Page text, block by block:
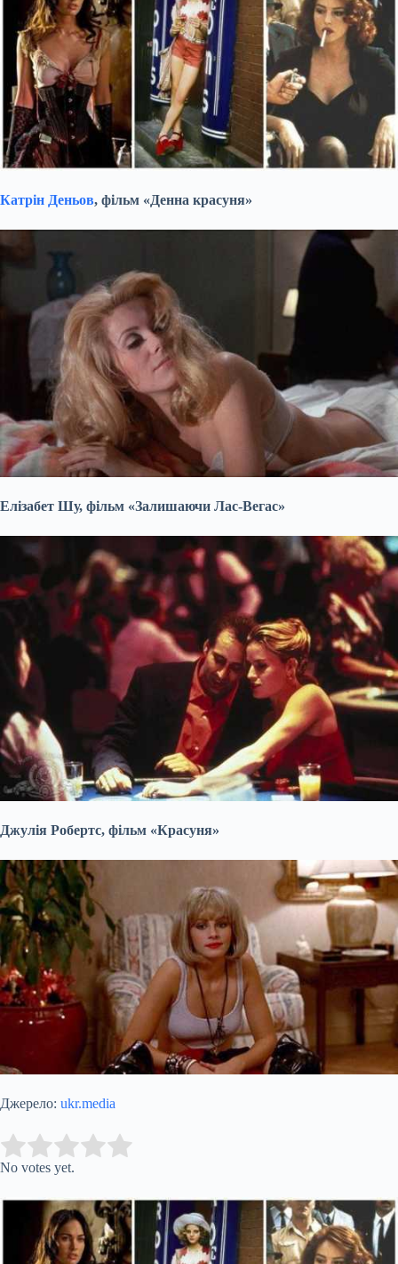
Катрін Деньов, фільм «Денна красуня»
Елізабет Шу, фільм «Залишаючи Лас-Вегас»
Джулія Робертс, фільм «Красуня»
Джерело: ukr.media
Rate this item:
No votes yet.